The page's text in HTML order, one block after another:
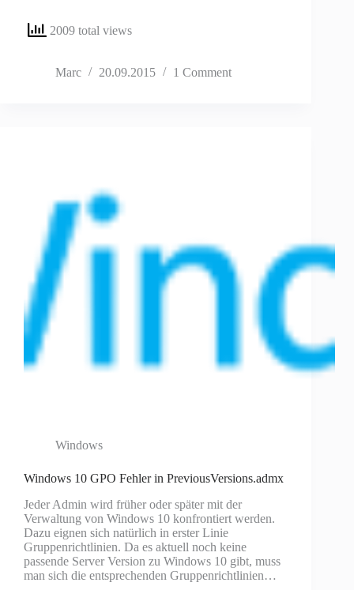
2009 total views
Marc 20.09.2015 1 Comment
Windows
Windows 10 GPO Fehler in PreviousVersions.admx
Jeder Admin wird früher oder später mit der
Verwaltung von Windows 10 konfrontiert werden.
Dazu eignen sich natürlich in erster Linie
Gruppenrichtlinien. Da es aktuell noch keine
passende Server Version zu Windows 10 gibt, muss
man sich die entsprechenden Gruppenrichtlinien…